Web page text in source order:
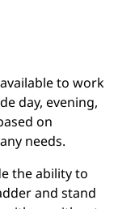
to work
day, evening,
on
needs.
the ability to
and stand